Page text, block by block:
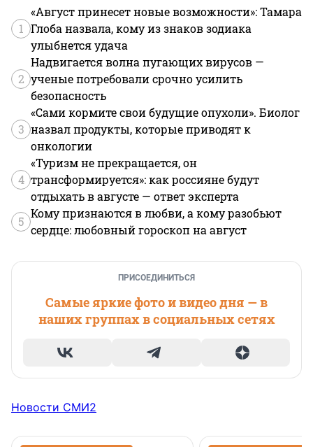
1
«Август принесет новые возможности»: Тамара
Глоба назвала, кому из знаков зодиака
улыбнется удача
2
Надвигается волна пугающих вирусов —
ученые потребовали срочно усилить
безопасность
3
«Сами кормите свои будущие опухоли». Биолог
назвал продукты, которые приводят к
онкологии
4
«Туризм не прекращается, он
трансформируется»: как россияне будут
отдыхать в августе — ответ эксперта
5
Кому признаются в любви, а кому разобьют
сердце: любовный гороскоп на август
ПРИСОЕДИНИТЬСЯ
Самые яркие фото и видео дня — в
наших группах в социальных сетях
Новости СМИ2